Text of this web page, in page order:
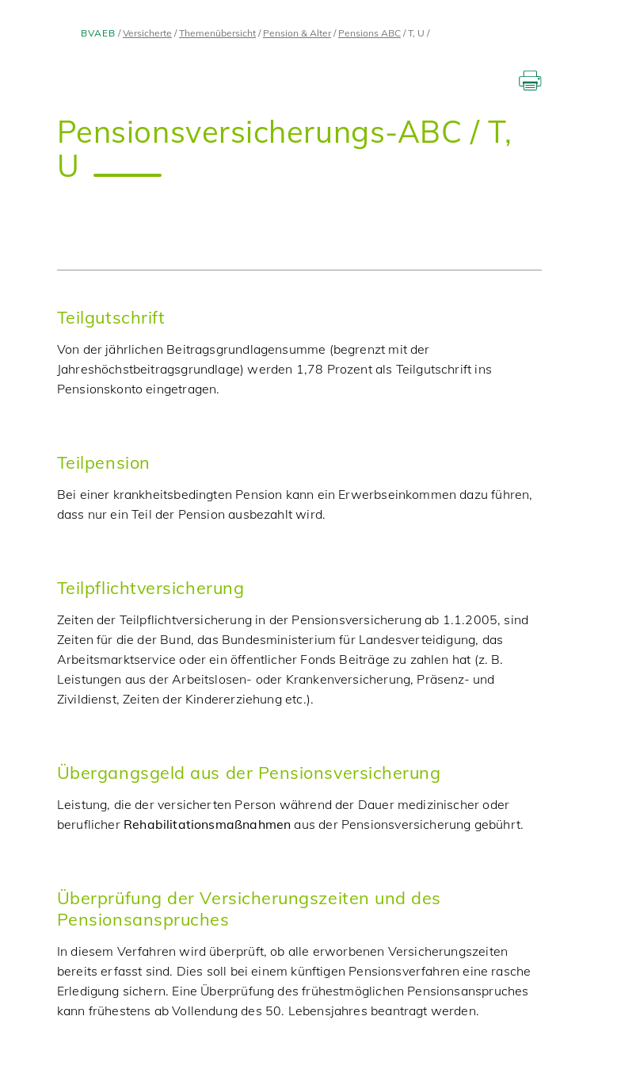
BVAEB Versicherte Themenübersicht Pension & Alter Pensions ABC T, U
Pensionsversicherungs-ABC / T,
U
Teilgutschrift
Von der jährlichen Beitragsgrundlagensumme (begrenzt mit der
Jahreshöchstbeitragsgrundlage) werden 1,78 Prozent als Teilgutschrift ins
Pensionskonto eingetragen.
Teilpension
Bei einer krankheitsbedingten Pension kann ein Erwerbseinkommen dazu führen,
dass nur ein Teil der Pension ausbezahlt wird.
Teilpflichtversicherung
Zeiten der Teilpflichtversicherung in der Pensionsversicherung ab 1.1.2005, sind
Zeiten für die der Bund, das Bundesministerium für Landesverteidigung, das
Arbeitsmarktservice oder ein öffentlicher Fonds Beiträge zu zahlen hat (z. B.
Leistungen aus der Arbeitslosen- oder Krankenversicherung, Präsenz- und
Zivildienst, Zeiten der Kindererziehung etc.).
Übergangsgeld aus der Pensionsversicherung
Leistung, die der versicherten Person während der Dauer medizinischer oder
beruflicher Rehabilitationsmaßnahmen aus der Pensionsversicherung gebührt.
Überprüfung der Versicherungszeiten und des
Pensionsanspruches
In diesem Verfahren wird überprüft, ob alle erworbenen Versicherungszeiten
bereits erfasst sind. Dies soll bei einem künftigen Pensionsverfahren eine rasche
Erledigung sichern. Eine Überprüfung des frühestmöglichen Pensionsanspruches
kann frühestens ab Vollendung des 50. Lebensjahres beantragt werden.